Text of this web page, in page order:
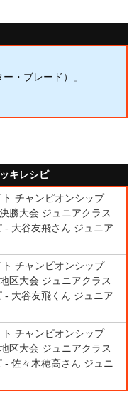
・ブレード）」
キレシピ
チャンピオンシップ
勝大会 ジュニアクラス
- 大谷友飛さん ジュニア
チャンピオンシップ
区大会 ジュニアクラス
- 大谷友飛くん ジュニア
チャンピオンシップ
区大会 ジュニアクラス
- 佐々木穂高さん ジュニ